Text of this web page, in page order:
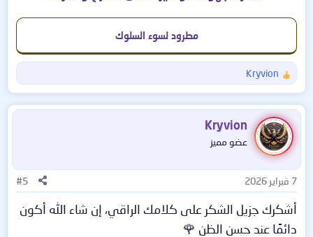
مطرود لسوء السلوك
ل
ت
ف
ا
ع
ا
ت
Kryvion
Kryvion
عضو مميز
7 فبراير 2026 #5
أشكرك جزيل الشكر على كلامك الراقي، إن شاء الله أكون
دائمًا عند حسن الظن 🌹